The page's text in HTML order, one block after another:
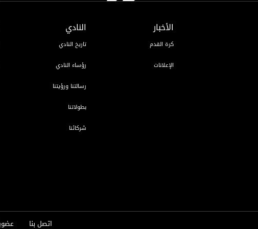
الأخبار
كرة القدم
الإعلانات
النادي
تاريخ النادي
رؤساء النادي
رسالتنا ورؤيتنا
بطولاتنا
شركائنا
اتصل بنا